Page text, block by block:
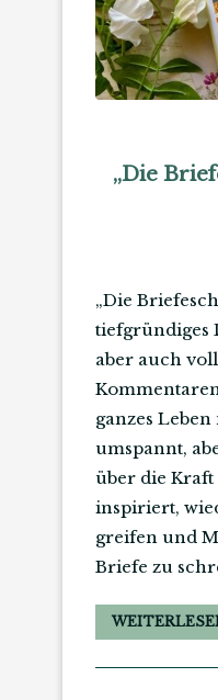
„Die
„Die
tiefgründiges
aber auch
ganzes
umspannt,
über die Kraft
inspiriert,
greifen und
Briefe zu